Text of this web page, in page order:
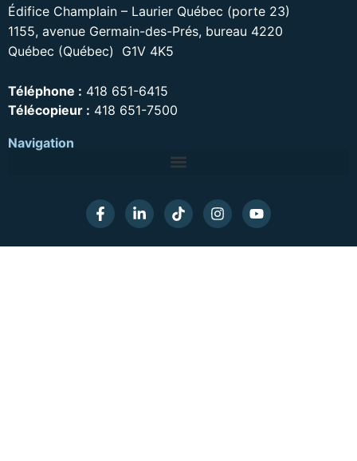
Édifice Champlain – Laurier Québec (porte 23)
1155, avenue Germain-des-Prés, bureau 4220
Québec (Québec) G1V 4K5
Téléphone : 418 651-6415
Télécopieur : 418 651-7500
Navigation